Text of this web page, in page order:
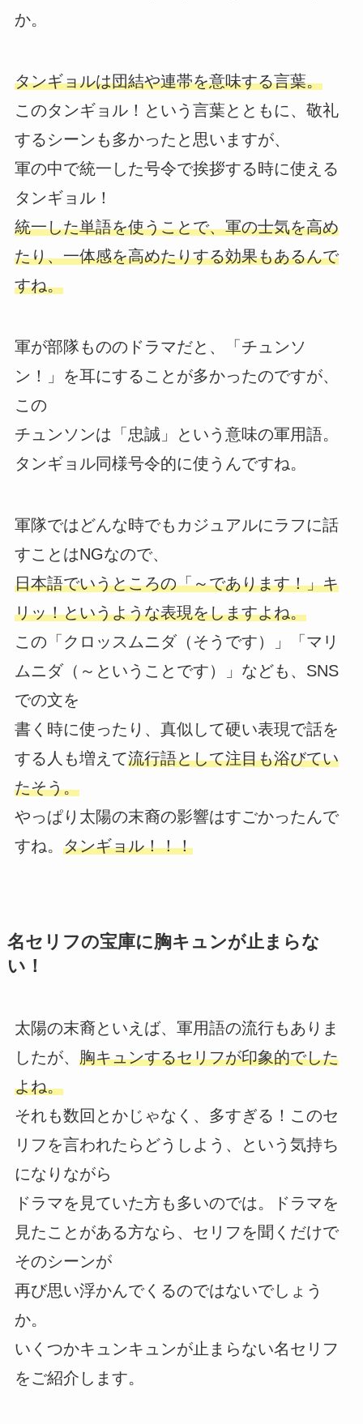
か。
タンギョルは団結や連帯を意味する言葉。
このタンギョル！という言葉とともに、敬礼
するシーンも多かったと思いますが、
軍の中で統一した号令で挨拶する時に使える
タンギョル！
統一した単語を使うことで、軍の士気を高め
たり、一体感を高めたりする効果もあるんで
すね。
軍が部隊もののドラマだと、「チュンソ
ン！」を耳にすることが多かったのですが、
この
チュンソンは「忠誠」という意味の軍用語。
タンギョル同様号令的に使うんですね。
軍隊ではどんな時でもカジュアルにラフに話
すことはNGなので、
日本語でいうところの「～であります！」キ
リッ！というような表現をしますよね。
この「クロッスムニダ（そうです）」「マリ
ムニダ（～ということです）」なども、SNS
での文を
書く時に使ったり、真似して硬い表現で話を
する人も増えて流行語として注目も浴びてい
たそう。
やっぱり太陽の末裔の影響はすごかったんで
すね。 タンギョル！！！
名セリフの宝庫に胸キュンが止まらな
い！
太陽の末裔といえば、軍用語の流行もありま
したが、 胸キュンするセリフが印象的でした
よね。
それも数回とかじゃなく、多すぎる！このセ
リフを言われたらどうしよう、という気持ち
になりながら
ドラマを見ていた方も多いのでは。ドラマを
見たことがある方なら、セリフを聞くだけで
そのシーンが
再び思い浮かんでくるのではないでしょう
か。
いくつかキュンキュンが止まらない名セリフ
をご紹介します。